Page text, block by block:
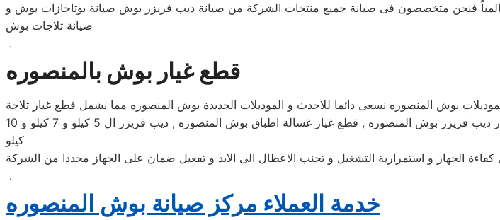
فنحن متخصصون فى صيانة جميع منتجات الشركة من صيانة ديب فريزر بوش صيانة بوتاجازات بوش و
صيانة ثلاجات بوش
.
قطع غيار بوش بالمنصوره
بوش المنصوره نسعى دائما للاحدث و الموديلات الجديدة بوش المنصوره مما يشمل قطع غيار ثلاجة
بوش المنصوره , قطع غيار غسالة بوش المنصوره , قطع غيار دراير بوش المنصوره , قطع غيار ديب فريزر بوش المنصوره , قطع غيار غسالة اطباق بوش المنصوره , ديب فريزر ال 5 كيلو و 7 كيلو و 10
كيلو
الجهاز و استمرارية التشغيل و تجنب الاعطال الى الابد و تفعيل ضمان على الجهاز مجددا من الشركة
.
خدمة العملاء مركز صيانة بوش المنصوره